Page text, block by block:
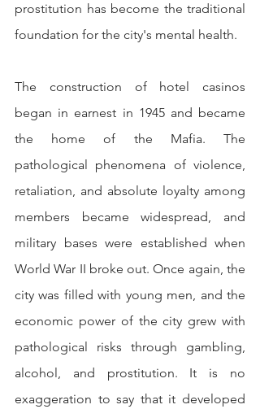
prostitution has become the traditional
foundation for the city's mental health.
The construction of hotel casinos
began in earnest in 1945 and became
the home of the Mafia. The
pathological phenomena of violence,
retaliation, and absolute loyalty among
members became widespread, and
military bases were established when
World War II broke out. Once again, the
city was filled with young men, and the
economic power of the city grew with
pathological risks through gambling,
alcohol, and prostitution. It is no
exaggeration to say that it developed